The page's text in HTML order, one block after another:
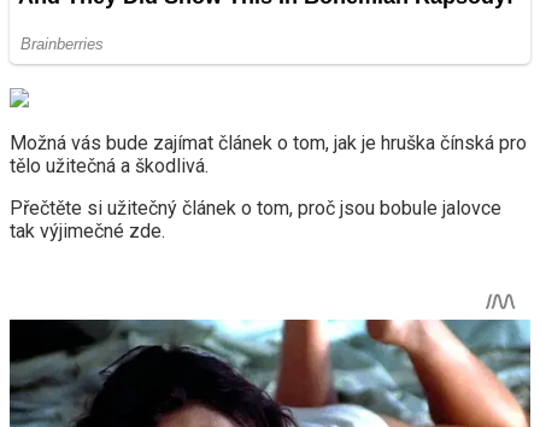
Možná vás bude zajímat článek o tom, jak je hruška čínská pro
tělo užitečná a škodlivá.
Přečtěte si užitečný článek o tom, proč jsou bobule jalovce
tak výjimečné zde.